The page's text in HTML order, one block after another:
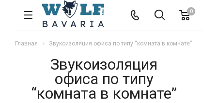
0
Главная Звукоизоляция офиса по типу “комната в комнате”
Звукоизоляция
офиса по типу
“комната в комнате”